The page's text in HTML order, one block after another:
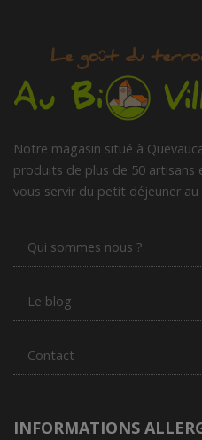
Notre magasin situé à
produits de plus de 50
vous servir du petit déjeuner au
Qui sommes nous ?
Le blog
Contact
INFORMATIONS